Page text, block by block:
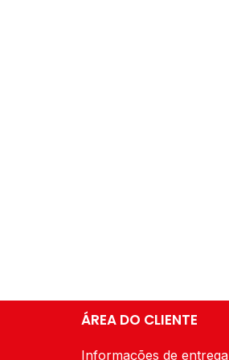
ÁREA DO CLIENTE
Informações de entrega